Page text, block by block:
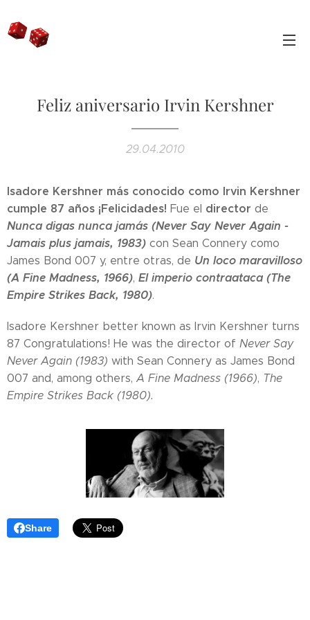
Feliz aniversario Irvin Kershner
29.04.2010
Isadore Kershner más conocido como Irvin Kershner
cumple 87 años ¡Felicidades! Fue el director de
Nunca digas nunca jamás (Never Say Never Again -
Jamais plus jamais, 1983) con Sean Connery como
James Bond 007 y, entre otras, de Un loco maravilloso
(A Fine Madness, 1966), El imperio contraataca (The
Empire Strikes Back, 1980).
Isadore Kershner better known as Irvin Kershner turns
87 Congratulations! He was the director of Never Say
Never Again (1983) with Sean Connery as James Bond
007 and, among others, A Fine Madness (1966), The
Empire Strikes Back (1980).
Share